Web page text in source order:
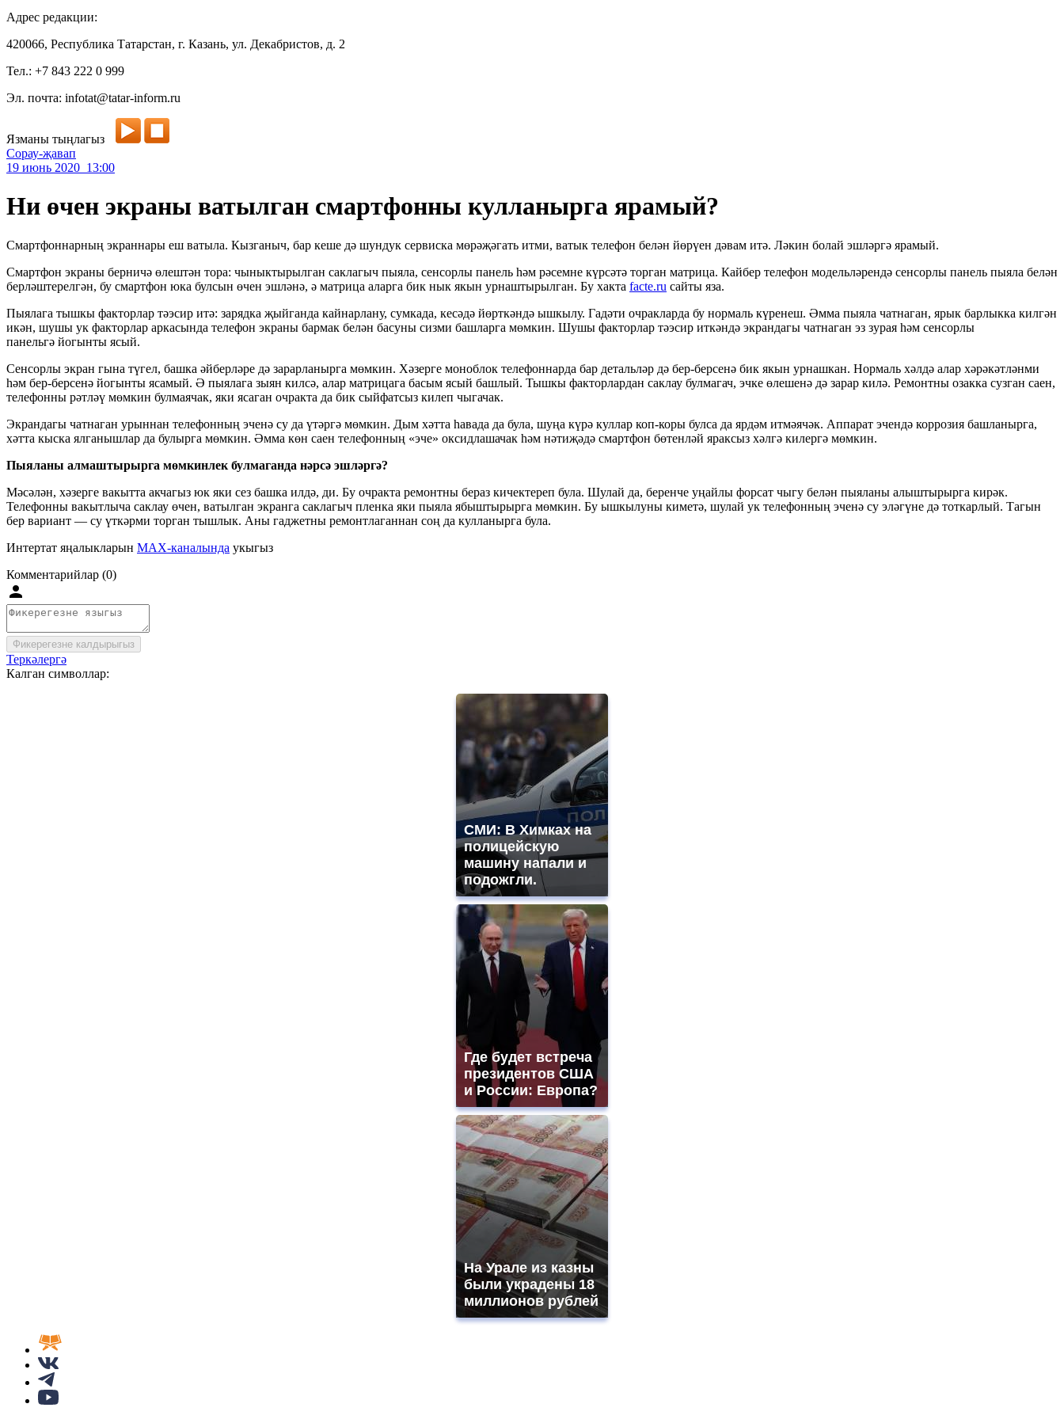
Адрес редакции:
420066, Республика Татарстан, г. Казань, ул. Декабристов, д. 2
Тел.: +7 843 222 0 999
Эл. почта: infotat@tatar-inform.ru
Язманы тыңлагыз
Сорау-җавап
19 июнь 2020 13:00
Ни өчен экраны ватылган смартфонны кулланырга ярамый?
Смартфоннарның экраннары еш ватыла. Кызганыч, бар кеше дә шундук сервиска мөрәҗәгать итми, ватык телефон белән йөрүен дәвам итә. Ләкин болай эшләргә ярамый.
Смартфон экраны берничә өлештән тора: чыныктырылган саклагыч пыяла, сенсорлы панель һәм рәсемне күрсәтә торган матрица. Кайбер телефон модельләрендә сенсорлы панель пыяла белән
берләштерелгән, бу смартфон юка булсын өчен эшләнә, ә матрица аларга бик нык якын урнаштырылган. Бу хакта facte.ru сайты яза.
Пыялага тышкы факторлар тәэсир итә: зарядка җыйганда кайнарлану, сумкада, кесәдә йөрткәндә ышкылу. Гадәти очракларда бу нормаль күренеш. Әмма пыяла чатнаган, ярык барлыкка килгән
икән, шушы ук факторлар аркасында телефон экраны бармак белән басуны сизми башларга мөмкин. Шушы факторлар тәэсир иткәндә экрандагы чатнаган эз зурая һәм сенсорлы
панельгә йогынты ясый.
Сенсорлы экран гына түгел, башка әйберләре дә зарарланырга мөмкин. Хәзерге моноблок телефоннарда бар детальләр дә бер-берсенә бик якын урнашкан. Нормаль хәлдә алар хәрәкәтләнми
һәм бер-берсенә йогынты ясамый. Ә пыялага зыян килсә, алар матрицага басым ясый башлый. Тышкы факторлардан саклау булмагач, эчке өлешенә дә зарар килә. Ремонтны озакка сузган саен,
телефонны рәтләү мөмкин булмаячак, яки ясаган очракта да бик сыйфатсыз килеп чыгачак.
Экрандагы чатнаган урыннан телефонның эченә су да үтәргә мөмкин. Дым хәтта һавада да була, шуңа күрә куллар коп-коры булса да ярдәм итмәячәк. Аппарат эчендә коррозия башланырга,
хәтта кыска ялганышлар да булырга мөмкин. Әмма көн саен телефонның «эче» оксидлашачак һәм нәтиҗәдә смартфон бөтенләй яраксыз хәлгә килергә мөмкин.
Пыяланы алмаштырырга мөмкинлек булмаганда нәрсә эшләргә?
Мәсәлән, хәзерге вакытта акчагыз юк яки сез башка илдә, ди. Бу очракта ремонтны бераз кичектереп була. Шулай да, беренче уңайлы форсат чыгу белән пыяланы алыштырырга кирәк.
Телефонны вакытлыча саклау өчен, ватылган экранга саклагыч пленка яки пыяла ябыштырырга мөмкин. Бу ышкылуны киметә, шулай ук телефонның эченә су эләгүне дә тоткарлый. Тагын
бер вариант — су үткәрми торган тышлык. Аны гаджетны ремонтлаганнан соң да кулланырга була.
Интертат яңалыкларын MAX-каналында укыгыз
Комментарийлар (0)
Фикерегезне калдырыгыз
Теркәлергә
Калган символлар:
СМИ: В Химках на
полицейскую
машину напали и
подожгли.
Где будет встреча
президентов США
и России: Европа?
На Урале из казны
были украдены 18
миллионов рублей